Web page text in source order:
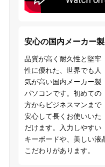
安心の国内メーカー製
品質が高く耐久性と堅牢
性に優れた、世界でも人
気が高い国内メーカー製
パソコンです。初めての
方からビジネスマンまで
安心して長くお使いいた
だけます。入力しやすい
キーボードや、美しい液
こだわりがあります。